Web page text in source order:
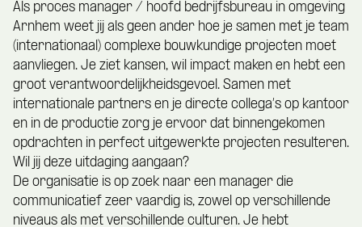
Als proces manager / hoofd bedrijfsbureau in omgeving
Arnhem weet jij als geen ander hoe je samen met je team
(internationaal) complexe bouwkundige projecten moet
aanvliegen. Je ziet kansen, wil impact maken en hebt een
groot verantwoordelijkheidsgevoel. Samen met
internationale partners en je directe collega’s op kantoor
en in de productie zorg je ervoor dat binnengekomen
opdrachten in perfect uitgewerkte projecten resulteren.
Wil jij deze uitdaging aangaan?
De organisatie is op zoek naar een manager die
communicatief zeer vaardig is, zowel op verschillende
niveaus als met verschillende culturen. Je hebt